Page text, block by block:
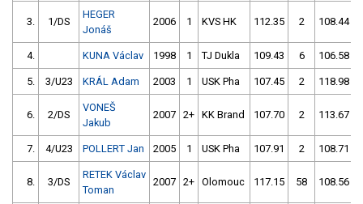
3. 1/DS
HEGER
Jonáš
2006 1 KVS HK 112.35 2 108.44
4. KUNA Václav 1998 1 TJ Dukla 109.43 6 106.58
5. 3/U23 KRÁL Adam 2003 1 USK Pha 107.45 2 118.98
6. 2/DS
VONEŠ
Jakub
2007 2+ KK Brand 107.70 2 113.67
7. 4/U23 POLLERT Jan 2005 1 USK Pha 107.91 2 108.71
8. 3/DS
RETEK Václav
Toman
2007 2+ Olomouc 117.15 58 108.56